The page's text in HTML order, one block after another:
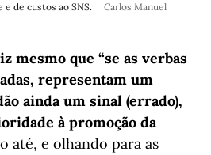
de custos ao SNS.
Carlos Manuel
mesmo que “se as verbas
representam um
ainda um sinal (errado),
à promoção da
até, e olhando para as